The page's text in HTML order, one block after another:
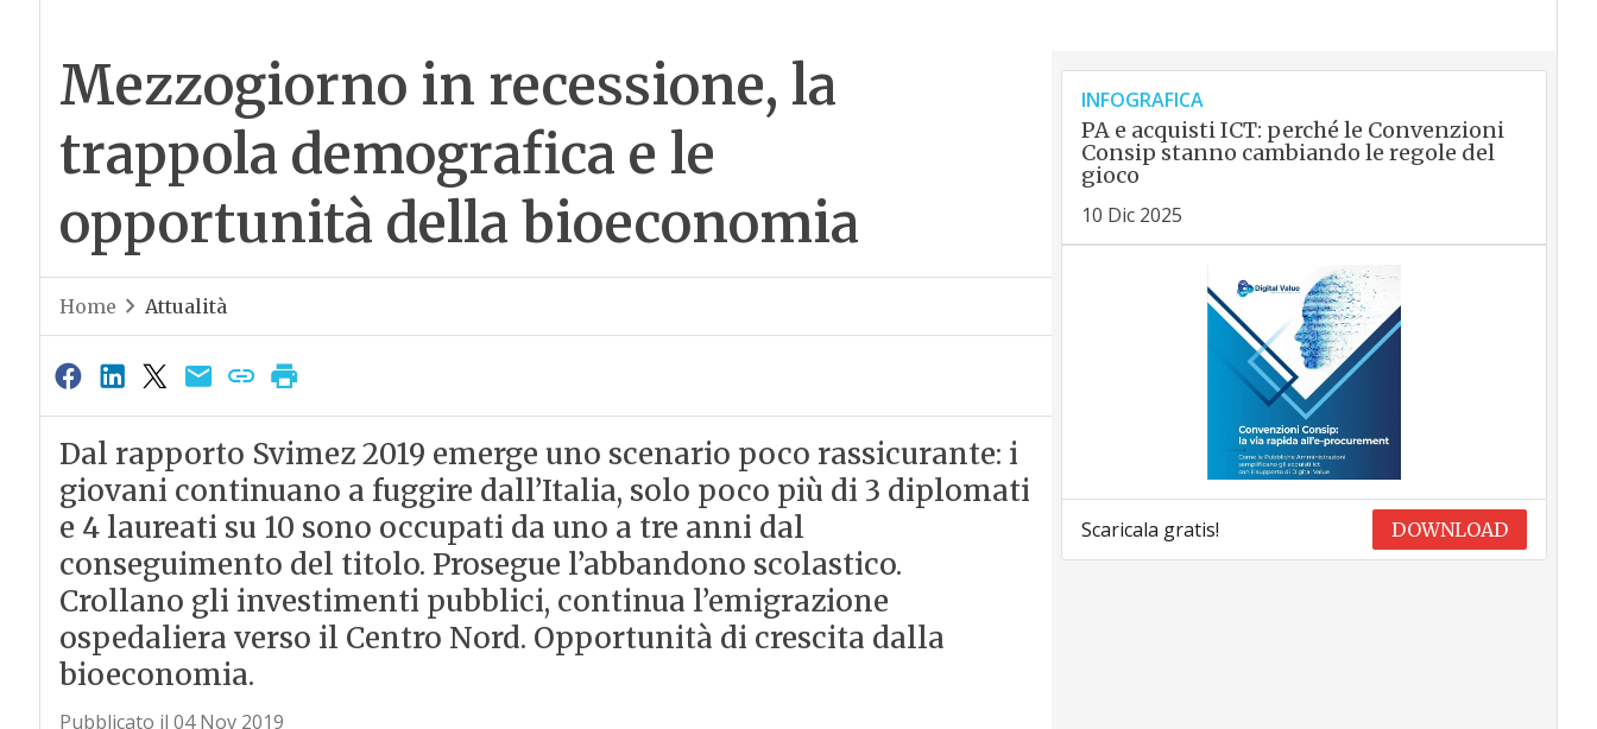
Mezzogiorno in recessione, la
trappola demografica e le
opportunità della bioeconomia
Home Attualità
Dal rapporto Svimez 2019 emerge uno scenario poco rassicurante: i
giovani continuano a fuggire dall’Italia, solo poco più di 3 diplomati
e 4 laureati su 10 sono occupati da uno a tre anni dal
conseguimento del titolo. Prosegue l’abbandono scolastico.
Crollano gli investimenti pubblici, continua l’emigrazione
ospedaliera verso il Centro Nord. Opportunità di crescita dalla
bioeconomia.
Pubblicato il 04 Nov 2019
INFOGRAFICA
PA e acquisti ICT: perché le Convenzioni
Consip stanno cambiando le regole del
gioco
10 Dic 2025
Scaricala gratis! DOWNLOAD